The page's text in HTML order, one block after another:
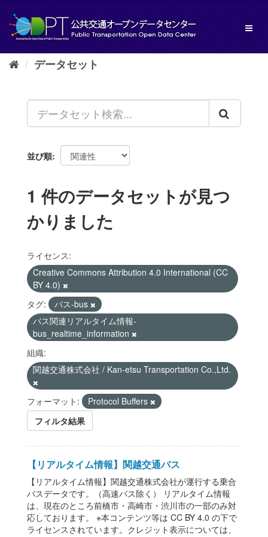
し
データセット
並び順
1 件のデータセットが見つ
かりました
ライセンス:
Creative Commons Attribution 4.0 International (CC
BY 4.0)
タグ:
バス-bus
バス関連リアルタイム情報-
bus_realtime_information
組織:
関越交通株式会社 / Kan-etsu Transportation Co.,Ltd.
フォーマット:
Protocol Buffers
フィルタ結果
【リアルタイム情報】関越交通バス
【リアルタイム情報】関越交通株式会社が運行する乗合
バスデータです。（高速バス除く） リアルタイム情報
は、現在のところ前橋市・高崎市・渋川市の一部のみ対
応しております。 ※本コンテンツ等は CC BY 4.0 の下で
ライセンスされています。クレジット表示については、